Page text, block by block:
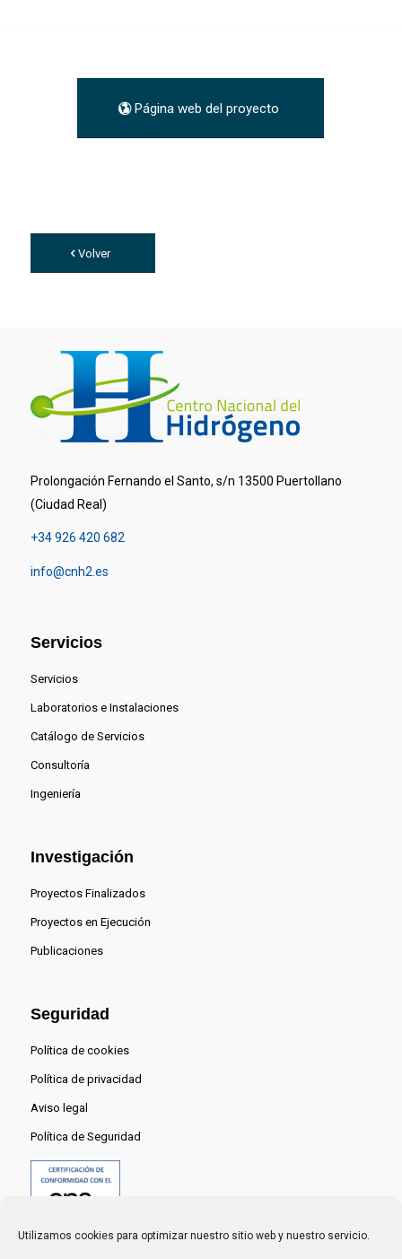
Utilizamos cookies para optimizar nuestro sitio web y nuestro servicio.
Página web del proyecto
Volver
Prolongación Fernando el Santo, s/n 13500 Puertollano
(Ciudad Real)
+34 926 420 682
info@cnh2.es
Servicios
Servicios
Laboratorios e Instalaciones
Catálogo de Servicios
Consultoría
Ingeniería
Investigación
Proyectos Finalizados
Proyectos en Ejecución
Publicaciones
Seguridad
Política de cookies
Política de privacidad
Aviso legal
Política de Seguridad